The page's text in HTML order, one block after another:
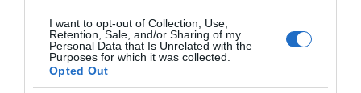
I want to opt-out of Collection, Use,
Retention, Sale, and/or Sharing of my
Personal Data that Is Unrelated with the
Purposes for which it was collected.
Opted Out
Πόσο κοστίζει
πραγματικά μια μέρα
με air condition
ανοιχτό;
Πώς να μη χάσεις τη